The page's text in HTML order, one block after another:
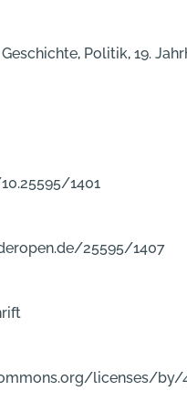
Geschichte, Politik, 19.
1401
25595/1407
licenses/by/